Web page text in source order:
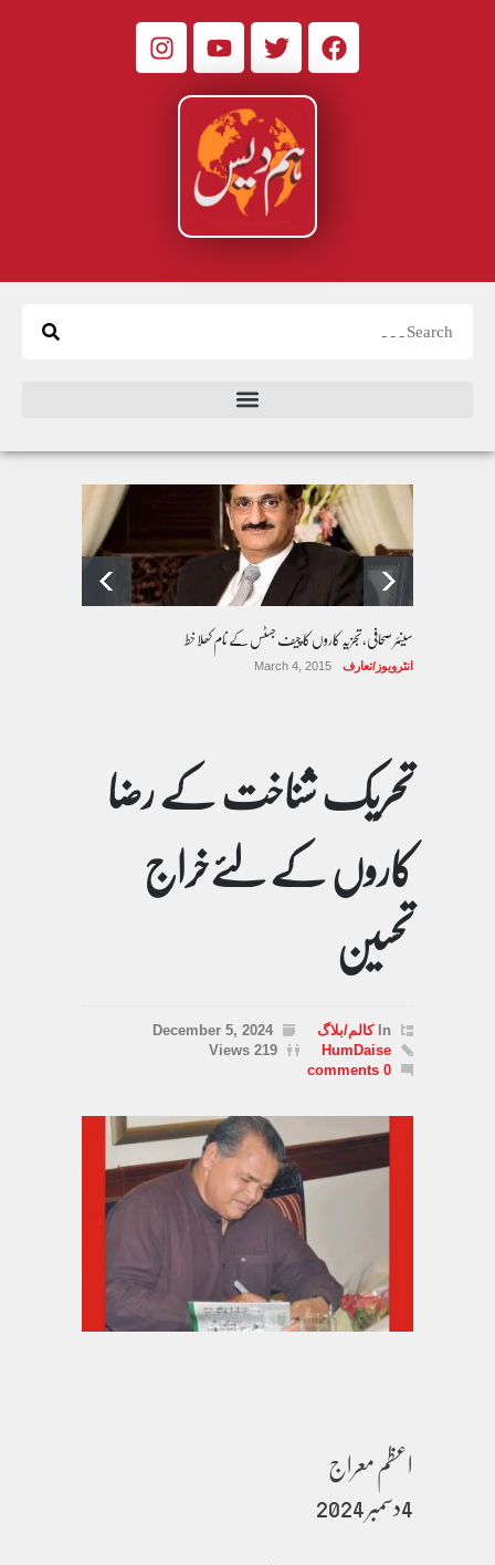
سینئر صحافی، تجزیہ کاروں کا چیف جسٹس کے نام کھلا خط
انٹرویوز/تعارف March 4, 2015
تحریک شناخت کے رضا
کاروں کے لئےخراج
تحسین
In کالم/بلاگ
December 5, 2024
HumDaise
219 Views
0 comments
اعظم معراج
4دسمبر 2024